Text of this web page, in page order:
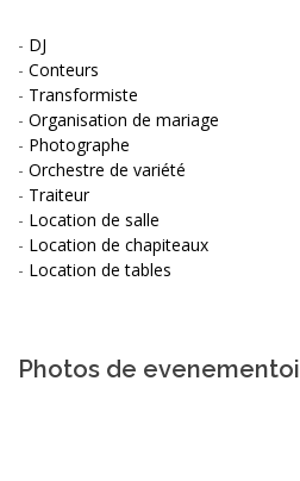
- DJ
- Conteurs
- Transformiste
- Organisation de mariage
- Photographe
- Orchestre de variété
- Traiteur
- Location de salle
- Location de chapiteaux
- Location de tables
Photos de evenementoi